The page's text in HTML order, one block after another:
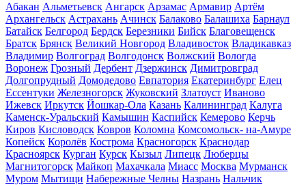
Абакан Альметьевск Ангарск Арзамас Армавир Артём
Архангельск Астрахань Ачинск Балаково Балашиха Барнаул
Батайск Белгород Бердск Березники Бийск Благовещенск
Братск Брянск Великий Новгород Владивосток Владикавказ
Владимир Волгоград Волгодонск Волжский Вологда
Воронеж Грозный Дербент Дзержинск Димитровград
Долгопрудный Домодедово Евпатория Екатеринбург Елец
Ессентуки Железногорск Жуковский Златоуст Иваново
Ижевск Иркутск Йошкар-Ола Казань Калининград Калуга
Каменск-Уральский Камышин Каспийск Кемерово Керчь
Киров Кисловодск Ковров Коломна Комсомольск- на-Амуре
Копейск Королёв Кострома Красногорск Краснодар
Красноярск Курган Курск Кызыл Липецк Люберцы
Магнитогорск Майкоп Махачкала Миасс Москва Мурманск
Муром Мытищи Набережные Челны Назрань Нальчик